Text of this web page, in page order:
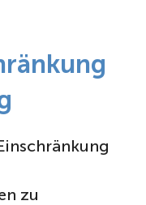
zu